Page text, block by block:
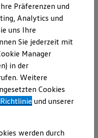
finden
& konfigurieren
der
einfacher – besonders
Sie erstmals
der neuesten
verfügbar – dieser
Systeme, die
Präferenzen und
Analytics und
uns Ihre
Sie jederzeit mit
Manager
in der
Weitere
Cookies
und unserer
werden durch